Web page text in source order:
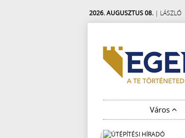
2026. AUGUSZTUS 08. | LÁSZLÓ
Város